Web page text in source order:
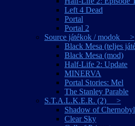
Left 4 Dead
Portal
Portal 2
Source játékok / modok >
Black Mesa (teljes
Black Mesa (mod)
Half-Life 2: Update
MINERVA
Portal Stories: Mel
The Stanley Parable
S.T.A.L.K.E.R. (2) >
Shadow of Chernobyl
Clear Sky